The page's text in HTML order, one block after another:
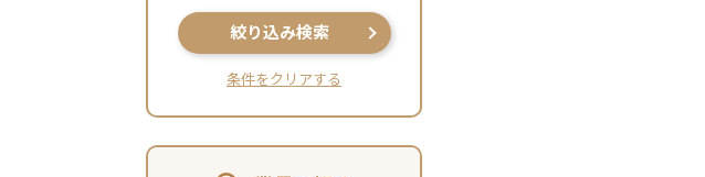
絞り込み検索
条件をクリアする